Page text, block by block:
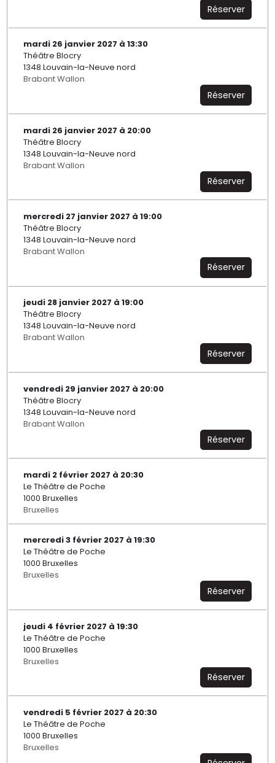
Réserver
mardi 26 janvier 2027 à 13:30
Théâtre Blocry
1348 Louvain-la-Neuve nord
Brabant Wallon
Réserver
mardi 26 janvier 2027 à 20:00
Théâtre Blocry
1348 Louvain-la-Neuve nord
Brabant Wallon
Réserver
mercredi 27 janvier 2027 à 19:00
Théâtre Blocry
1348 Louvain-la-Neuve nord
Brabant Wallon
Réserver
jeudi 28 janvier 2027 à 19:00
Théâtre Blocry
1348 Louvain-la-Neuve nord
Brabant Wallon
Réserver
vendredi 29 janvier 2027 à 20:00
Théâtre Blocry
1348 Louvain-la-Neuve nord
Brabant Wallon
Réserver
mardi 2 février 2027 à 20:30
Le Théâtre de Poche
1000 Bruxelles
Bruxelles
mercredi 3 février 2027 à 19:30
Le Théâtre de Poche
1000 Bruxelles
Bruxelles
Réserver
jeudi 4 février 2027 à 19:30
Le Théâtre de Poche
1000 Bruxelles
Bruxelles
Réserver
vendredi 5 février 2027 à 20:30
Le Théâtre de Poche
1000 Bruxelles
Bruxelles